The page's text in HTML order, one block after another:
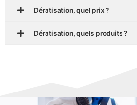
Dératisation, quel prix ?
Dératisation, quels produits ?